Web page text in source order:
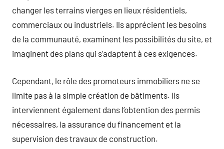
changer les terrains vierges en lieux résidentiels,
commerciaux ou industriels. Ils apprécient les besoins
de la communauté, examinent les possibilités du site, et
imaginent des plans qui s’adaptent à ces exigences.
Cependant, le rôle des promoteurs immobiliers ne se
limite pas à la simple création de bâtiments. Ils
interviennent également dans l’obtention des permis
nécessaires, la assurance du financement et la
supervision des travaux de construction.